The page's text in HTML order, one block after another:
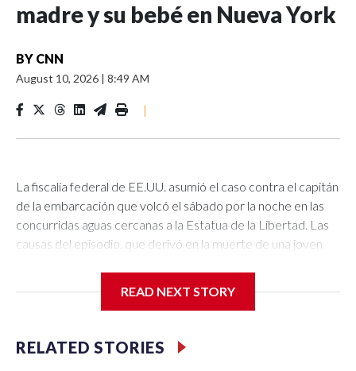
madre y su bebé en Nueva York
BY CNN
August 10, 2026 | 8:49 AM
|
La fiscalía federal de EE.UU. asumió el caso contra el capitán
de la embarcación que volcó el sábado por la noche en las
concurridas aguas cercanas a la Estatua de la Libertad. Las
causas del episodio, que derivó en la muerte de una joven
Manhattan, fue arrestado la madrugada del domingo y
unas horas después de que la embarcación que
transportaba a 14 personas volcara en el puerto de Nueva
READ NEXT STORY
RELATED STORIES